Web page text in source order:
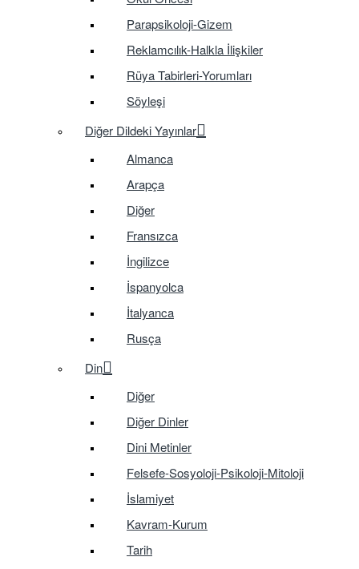
Parapsikoloji-Gizem
Reklamcılık-Halkla İlişkiler
Rüya Tabirleri-Yorumları
Söyleşi
Diğer Dildeki Yayınlar
Almanca
Arapça
Diğer
Fransızca
İngilizce
İspanyolca
İtalyanca
Rusça
Din
Diğer
Diğer Dinler
Dini Metinler
Felsefe-Sosyoloji-Psikoloji-Mitoloji
İslamiyet
Kavram-Kurum
Tarih